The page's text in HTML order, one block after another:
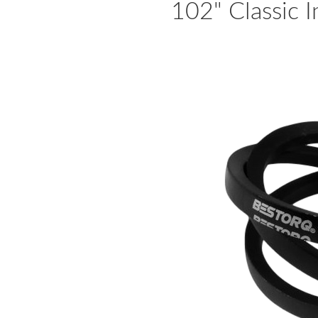
102" Classic